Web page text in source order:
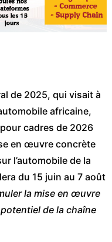
de 2025, qui visait à
africaine,
cadres de 2026
en œuvre concrète
l’automobile de la
du 15 juin au 7 août
la mise en œuvre
de la chaîne